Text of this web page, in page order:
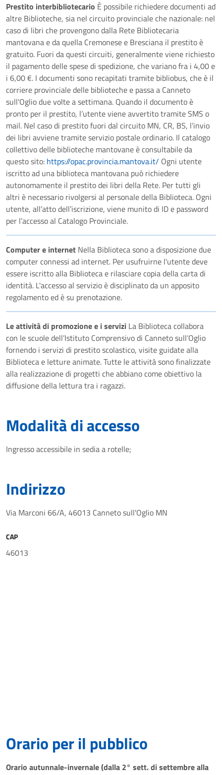
Prestito interbibliotecario È possibile richiedere documenti ad
altre Biblioteche, sia nel circuito provinciale che nazionale: nel
caso di libri che provengono dalla Rete Bibliotecaria
mantovana e da quella Cremonese e Bresciana il prestito è
gratuito. Fuori da questi circuiti, generalmente viene richiesto
il pagamento delle spese di spedizione, che variano fra i 4,00 e
i 6,00 €. I documenti sono recapitati tramite bibliobus, che è il
corriere provinciale delle biblioteche e passa a Canneto
sull'Oglio due volte a settimana. Quando il documento è
pronto per il prestito, l’utente viene avvertito tramite SMS o
mail. Nel caso di prestito fuori dal circuito MN, CR, BS, l’invio
dei libri avviene tramite servizio postale ordinario. Il catalogo
collettivo delle biblioteche mantovane è consultabile da
questo sito: https://opac.provincia.mantova.it/ Ogni utente
iscritto ad una biblioteca mantovana può richiedere
autonomamente il prestito dei libri della Rete. Per tutti gli
altri è necessario rivolgersi al personale della Biblioteca. Ogni
utente, all’atto dell’iscrizione, viene munito di ID e password
per l’accesso al Catalogo Provinciale.
Computer e internet Nella Biblioteca sono a disposizione due
computer connessi ad internet. Per usufruirne l'utente deve
essere iscritto alla Biblioteca e rilasciare copia della carta di
identità. L'accesso al servizio è disciplinato da un apposito
regolamento ed è su prenotazione.
Le attività di promozione e i servizi La Biblioteca collabora
con le scuole dell’Istituto Comprensivo di Canneto sull’Oglio
fornendo i servizi di prestito scolastico, visite guidate alla
Biblioteca e letture animate. Tutte le attività sono finalizzate
alla realizzazione di progetti che abbiano come obiettivo la
diffusione della lettura tra i ragazzi.
Modalità di accesso
Ingresso accessibile in sedia a rotelle;
Indirizzo
Via Marconi 66/A, 46013 Canneto sull'Oglio MN
CAP
46013
Orario per il pubblico
Orario autunnale-invernale (dalla 2° sett. di settembre alla